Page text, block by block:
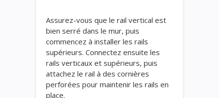
Assurez-vous que le rail vertical est
bien serré dans le mur, puis
commencez à installer les rails
supérieurs. Connectez ensuite les
rails verticaux et supérieurs, puis
attachez le rail à des cornières
perforées pour maintenir les rails en
place.